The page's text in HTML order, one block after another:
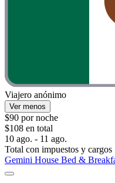
Viajero anónimo
Ver menos
$90 por noche
$108 en total
10 ago. - 11 ago.
Total con impuestos y cargos
Gemini House Bed &